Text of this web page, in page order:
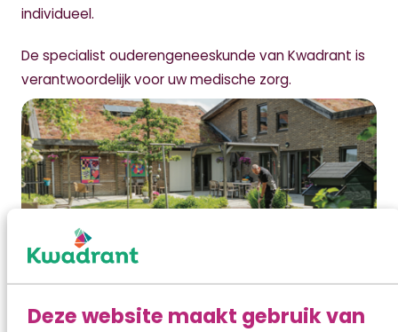
Deze website maakt gebruik van
individueel.
De specialist ouderengeneeskunde van Kwadrant is
verantwoordelijk voor uw medische zorg.